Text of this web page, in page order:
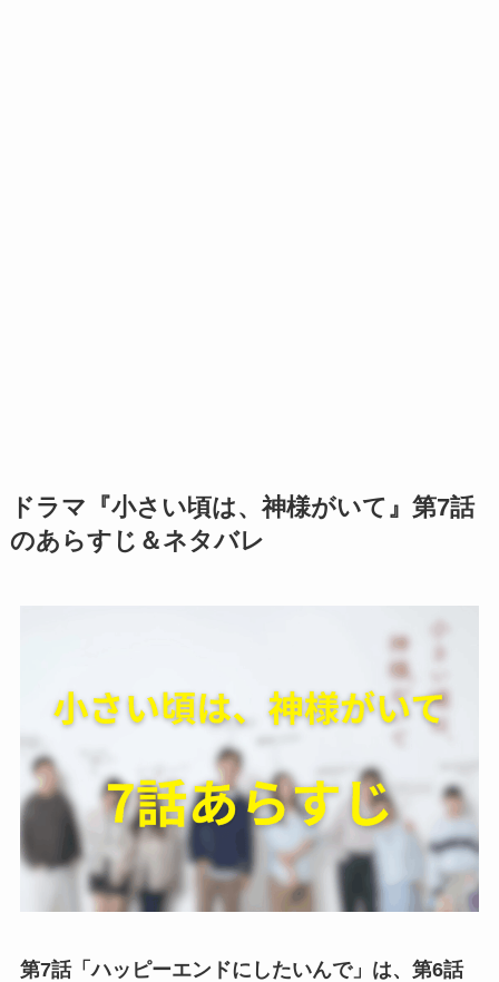
ドラマ『小さい頃は、神様がいて』第7話
のあらすじ＆ネタバレ
第7話「ハッピーエンドにしたいんで」は、第6話